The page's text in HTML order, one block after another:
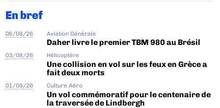
En bref
06/08/26 Aviation Générale
Daher livre le premier TBM 980 au Brésil
03/08/26 Hélicoptère
Une collision en vol sur les feux en Grèce a
fait deux morts
01/08/26 Culture Aéro
Un vol commémoratif pour le centenaire de
la traversée de Lindbergh